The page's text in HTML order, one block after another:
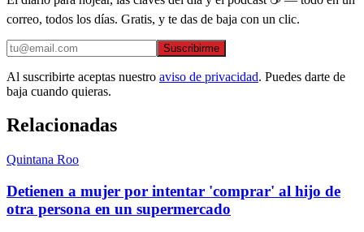
correo, todos los días. Gratis, y te das de baja con un clic.
Suscribirme
Al suscribirte aceptas nuestro aviso de privacidad. Puedes darte de
baja cuando quieras.
Relacionadas
Quintana Roo
Detienen a mujer por intentar 'comprar' al hijo de
otra persona en un supermercado